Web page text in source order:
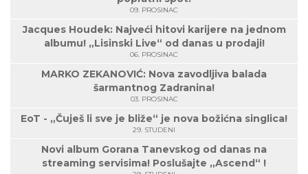
09. PROSINAC
Jacques Houdek: Najveći hitovi karijere na jednom
albumu! „Lisinski Live“ od danas u prodaji!
06. PROSINAC
MARKO ZEKANOVIĆ: Nova zavodljiva balada
šarmantnog Zadranina!
03. PROSINAC
EoT - „Čuješ li sve je bliže“ je nova božićna singlica!
29. STUDENI
Novi album Gorana Tanevskog od danas na
streaming servisima! Poslušajte „Ascend“ !